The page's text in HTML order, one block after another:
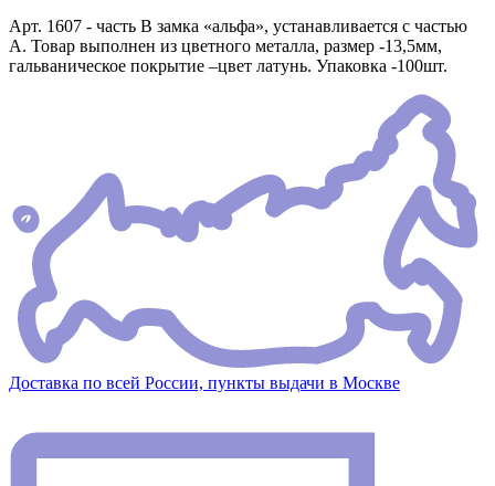
Арт. 1607 - часть В замка «альфа», устанавливается с частью
А. Товар выполнен из цветного металла, размер -13,5мм,
гальваническое покрытие –цвет латунь. Упаковка -100шт.
Доставка по всей России, пункты выдачи в Москве